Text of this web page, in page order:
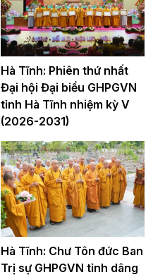
Hà Tĩnh: Phiên thứ nhất
Đại hội Đại biểu GHPGVN
tỉnh Hà Tĩnh nhiệm kỳ V
(2026-2031)
Hà Tĩnh: Chư Tôn đức Ban
Trị sự GHPGVN tỉnh dâng